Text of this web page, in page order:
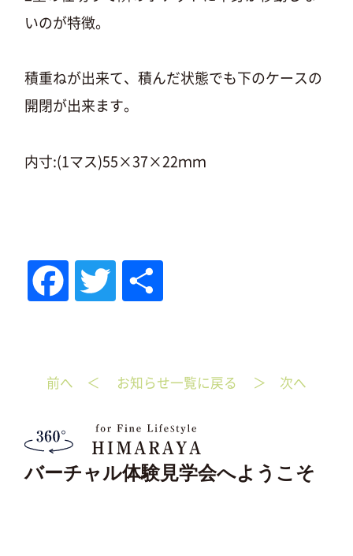
いのが特徴。
積重ねが出来て、積んだ状態でも下のケースの
開閉が出来ます。
内寸:(1マス)55×37×22ｍｍ
Fac
Tw
前へ ＜ お知らせ一覧に戻る ＞ 次へ
バーチャル体験見学会へようこそ